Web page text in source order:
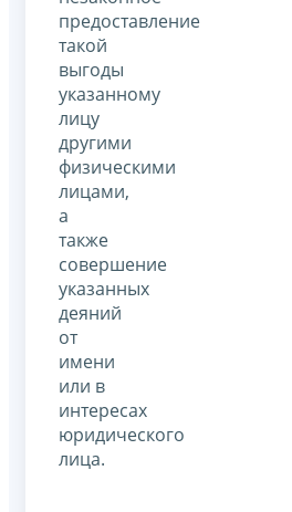
предоставление
такой
выгоды
указанному
лицу
другими
физическими
лицами,
а
также
совершение
указанных
деяний
от
имени
или в
интересах
юридического
лица.